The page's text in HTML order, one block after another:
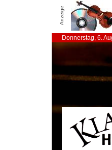
Anzeige
Donnerstag, 6.